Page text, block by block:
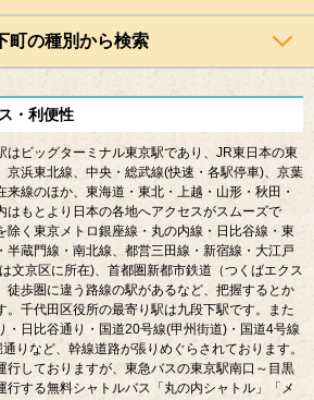
町の種別から検索
・利便性
ビッグターミナル東京駅であり、 JR東日本の東
京浜東北線、中央・総武線(快速・各駅停車)、京葉
線のほか、東海道・東北・上越・山形・秋田・
はもとより日本の各地へアクセスがスムーズで
除く東京メトロ銀座線・丸の内線・日比谷線・東
半蔵門線・南北線、都営三田線・新宿線・大江戸
文京区に所在)、首都圏新都市鉄道（つくばエクス
徒歩圏に違う路線の駅があるなど、把握するとか
。千代田区役所の最寄り駅は九段下駅です。また
・日比谷通り・国道20号線(甲州街道) ・国道4号線
通りなど、幹線道路が張りめぐらされております。
行しておりますが、東急バスの東京駅南口～目黒
行する無料シャトルバス「丸の内シャトル」「メ